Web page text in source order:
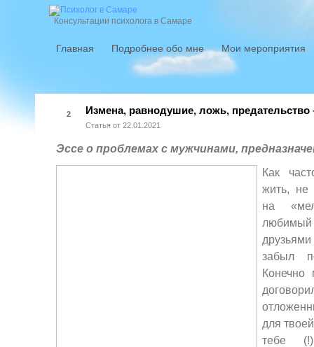
Консультации психолога в Самаре
Главная Подробнее обо мне Мои мероприятия
2 Измена, равнодушие, ложь, предательство
Статья от 22.01.2021
Эссе о проблемах с мужчинами,
Как
жить, не
на
забыл
для
тебе